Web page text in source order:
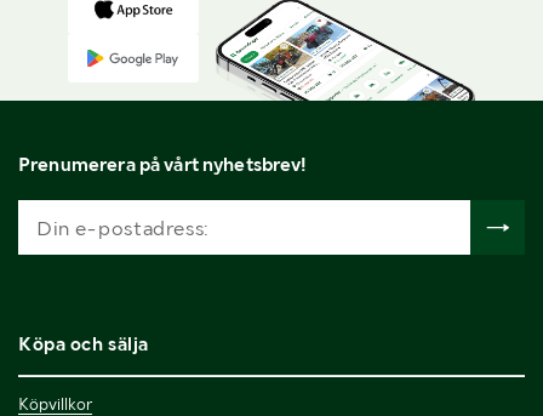
Prenumerera på vårt nyhetsbrev!
Köpa och sälja
Köpvillkor